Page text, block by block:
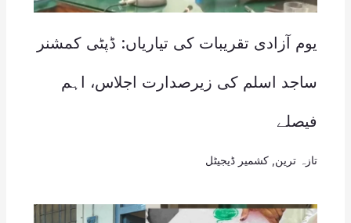
یوم آزادی تقریبات کی تیاریاں: ڈپٹی کمشنر
ساجد اسلم کی زیرصدارت اجلاس، اہم
فیصلے
تازہ ترین کشمیر ڈیجیٹل